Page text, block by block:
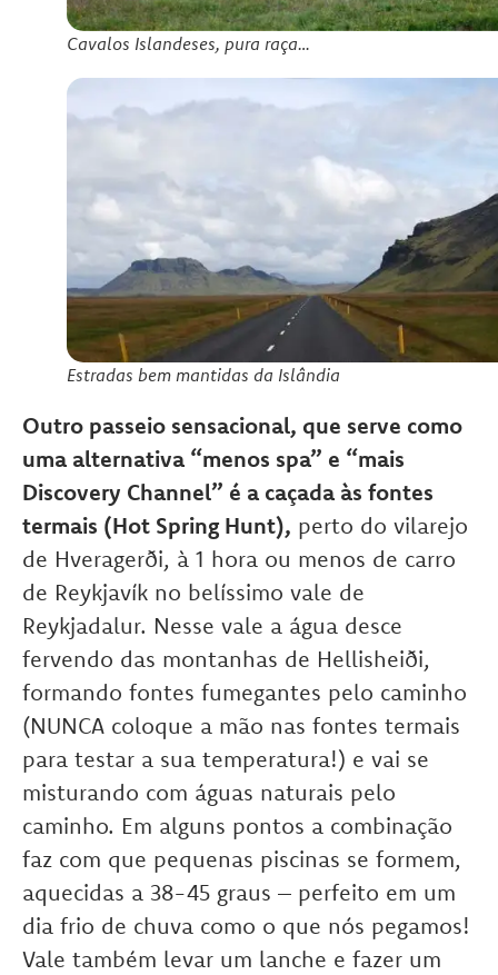
Cavalos Islandeses, pura raça…
Estradas bem mantidas da Islândia
Outro passeio sensacional, que serve como
uma alternativa “menos spa” e “mais
Discovery Channel” é a caçada às fontes
termais (Hot Spring Hunt), perto do vilarejo
de Hveragerði, à 1 hora ou menos de carro
de Reykjavík no belíssimo vale de
Reykjadalur. Nesse vale a água desce
fervendo das montanhas de Hellisheiði,
formando fontes fumegantes pelo caminho
(NUNCA coloque a mão nas fontes termais
para testar a sua temperatura!) e vai se
misturando com águas naturais pelo
caminho. Em alguns pontos a combinação
faz com que pequenas piscinas se formem,
aquecidas a 38-45 graus – perfeito em um
dia frio de chuva como o que nós pegamos!
Vale também levar um lanche e fazer um